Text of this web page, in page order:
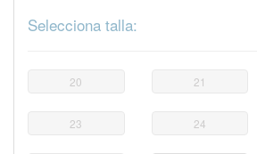
Selecciona talla:
20 21
23 24